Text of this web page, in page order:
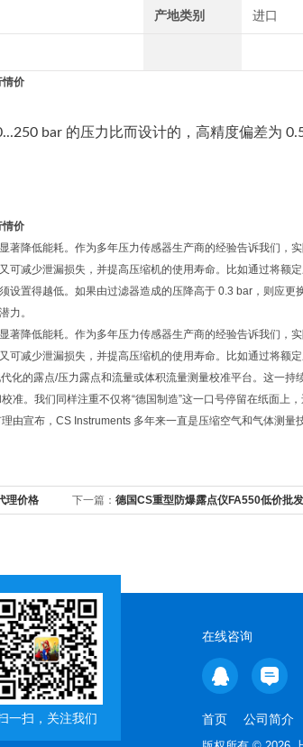
产地类别 进口
情价
bar 的压力比而设计的，高精度偏差为
情价
著降低能耗。作为多年压力传感器生产商的经验告诉我们，
可减少泄漏损失，并提高压缩机的使用寿命。比如通过将额
设置得越低。如果由过滤器造成的压降高于 0.3 bar，则应更
力。
著降低能耗。作为多年压力传感器生产商的经验告诉我们，
可减少泄漏损失，并提高压缩机的使用寿命。比如通过将额
化的露点/压力露点和流量或体积流量测量校准平台。这一持
准。我们同样注重不仅将“德国制造”这一口号停留在纸面上
由宣布，CS Instruments 多年来一直是压缩空气和气体测量
理价格 下一篇： 德国CS重型防爆露点仪FA550低价批发
一扫，关注我们
在线咨询
首页 公司简介